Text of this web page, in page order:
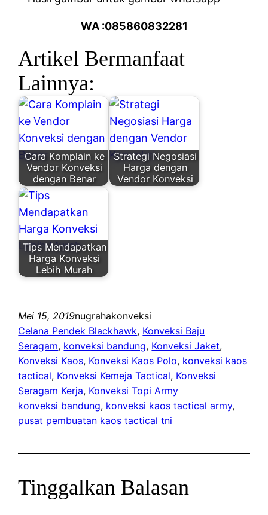
WA :085860832281
Artikel Bermanfaat
Lainnya:
Cara Komplain ke
Vendor Konveksi
dengan Benar
Strategi Negosiasi
Harga dengan
Vendor Konveksi
Tips Mendapatkan
Harga Konveksi
Lebih Murah
Mei 15, 2019nugrahakonveksi
Celana Pendek Blackhawk, Konveksi Baju
Seragam, konveksi bandung, Konveksi Jaket
Konveksi Kaos, Konveksi Kaos Polo, konveksi kaos
tactical, Konveksi Kemeja Tactical, Konveksi
Seragam Kerja, Konveksi Topi Army
konveksi bandung, konveksi kaos tactical army
pusat pembuatan kaos tactical tni
Tinggalkan Balasan